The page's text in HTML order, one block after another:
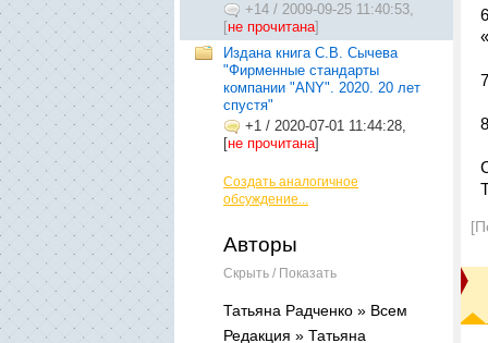
+14 / 2009-09-25 11:40:53,
[не прочитана]
Издана книга С.В. Сычева
"Фирменные стандарты
компании "ANY". 2020. 20 лет
спустя"
+1 / 2020-07-01 11:44:28,
[не прочитана]
Создать аналогичное
обсуждение...
Авторы
Скрыть / Показать
Татьяна Радченко » Всем
Редакция » Татьяна